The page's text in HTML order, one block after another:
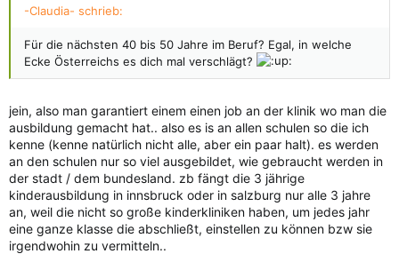
-Claudia- schrieb:
Für die nächsten 40 bis 50 Jahre im Beruf? Egal, in welche
Ecke Österreichs es dich mal verschlägt?
jein, also man garantiert einem einen job an der klinik wo man die
ausbildung gemacht hat.. also es is an allen schulen so die ich
kenne (kenne natürlich nicht alle, aber ein paar halt). es werden
an den schulen nur so viel ausgebildet, wie gebraucht werden in
der stadt / dem bundesland. zb fängt die 3 jährige
kinderausbildung in innsbruck oder in salzburg nur alle 3 jahre
an, weil die nicht so große kinderkliniken haben, um jedes jahr
eine ganze klasse die abschließt, einstellen zu können bzw sie
irgendwohin zu vermitteln..